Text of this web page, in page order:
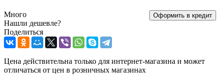
Оформить в кредит
Много
Нашли дешевле?
Поделиться
Цена действительна только для интернет-магазина и может
отличаться от цен в розничных магазинах